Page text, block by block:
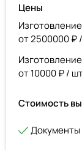
Цены
от 2500000 ₽
от 10000 ₽ /
Стоимость